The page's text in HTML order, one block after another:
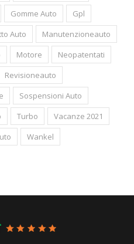
Gomme Auto
Gpl
Auto
Manutenzioneauto
Motore
Neopatentati
Revisioneauto
Sospensioni Auto
Turbo
Vacanze 2021
Wankel